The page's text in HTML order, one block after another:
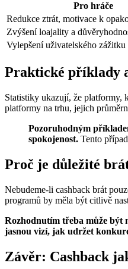
Pro hráče
Redukce ztrát, motivace k
Zvýšení loajality a
Vylepšení uživatelského zážitku
Praktické příklady
Statistiky ukazují, že platformy,
platformy na trhu, jejich
Pozoruhodným
spokojenost. Tento
Proč je důležité
Nebudeme-li cashback brát
programů by měla být citlivě
Rozhodnutím třeba může být
jasnou vizí, jak udržet
Závěr: Cashback